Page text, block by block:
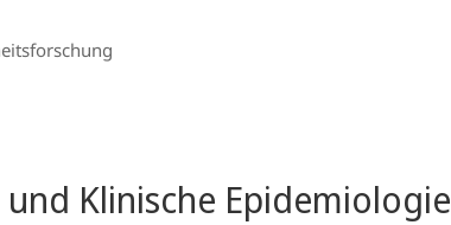
Klinische Epidemiologie